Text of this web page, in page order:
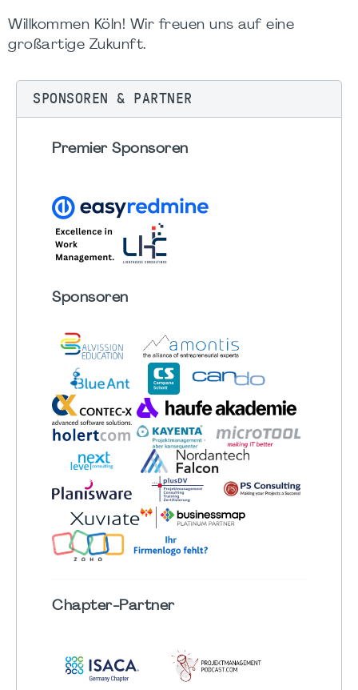
Willkommen Köln! Wir freuen uns auf eine
großartige Zukunft.
SPONSOREN & PARTNER
Premier Sponsoren
Sponsoren
Chapter-Partner